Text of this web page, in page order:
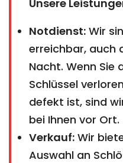
Unsere
Notdienst: Wir
erreichbar, auch
Nacht. Wenn Sie
Schlüssel
defekt ist, sind
bei Ihnen vor Ort.
Verkauf: Wir
Auswahl an